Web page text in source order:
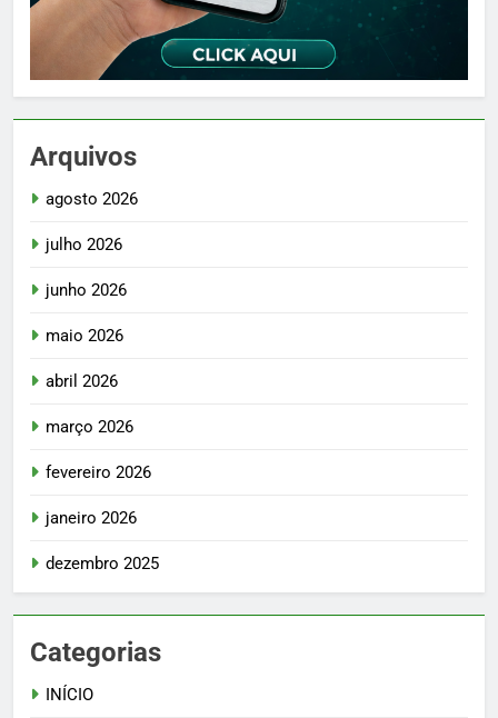
Arquivos
agosto 2026
julho 2026
junho 2026
maio 2026
abril 2026
março 2026
fevereiro 2026
janeiro 2026
dezembro 2025
Categorias
INÍCIO